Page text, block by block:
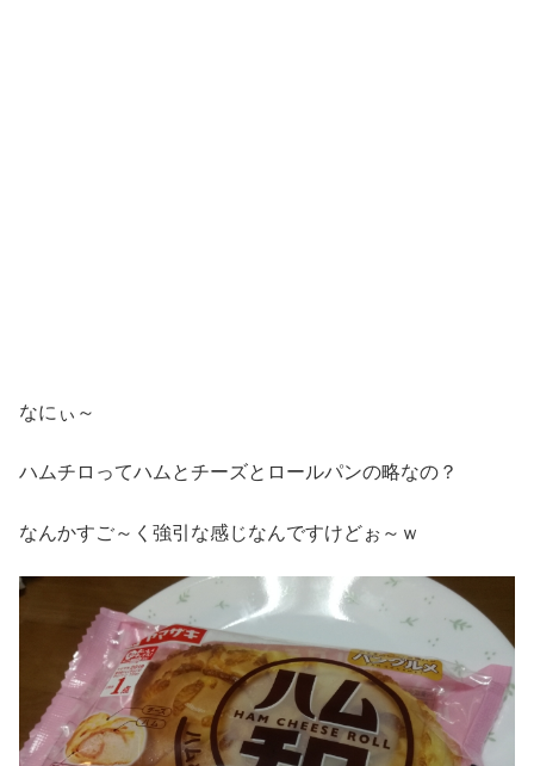
なにぃ～
ハムチロってハムとチーズとロールパンの略なの？
なんかすご～く強引な感じなんですけどぉ～ｗ